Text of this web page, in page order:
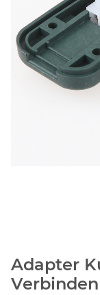
Adapter